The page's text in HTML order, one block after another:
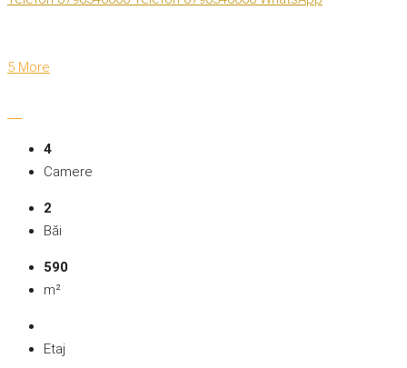
5 More
4
Camere
2
Băi
590
m²
Etaj